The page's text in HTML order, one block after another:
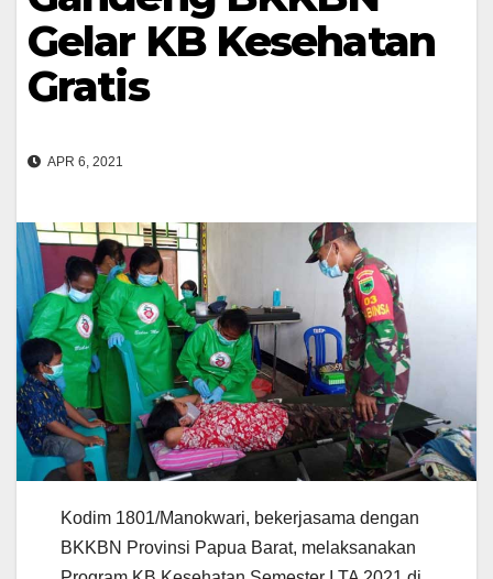
Gelar KB Kesehatan
Gratis
APR 6, 2021
Kodim 1801/Manokwari, bekerjasama dengan
BKKBN Provinsi Papua Barat, melaksanakan